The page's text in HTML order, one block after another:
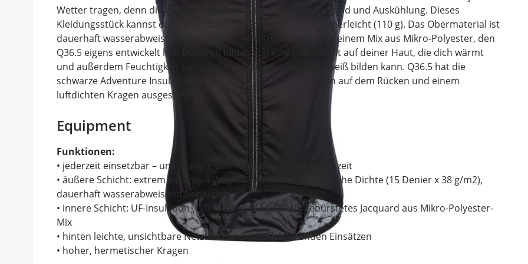
Wetter tragen, denn die Weste schützt dich auf dem Bike vor Wind und Auskühlung. Dieses
Kleidungsstück kannst du immer dabeihaben, die Weste ist superleicht (110 g). Das Obermaterial ist
dauerhaft wasserabweisend behandelt, das Futter besteht aus einem Mix aus Mikro-Polyester, den
Q36.5 eigens entwickelt hat. Dadurch bildet sich eine Luftschicht auf deiner Haut, die dich wärmt
und außerdem Feuchtigkeit nach außen leitet, bevor sich Schweiß bilden kann. Q36.5 hat die
schwarze Adventure Insulation Weste mit leichten Netztaschen auf dem Rücken und einem
luftdichten Kragen ausgestattet.
Equipment
Funktionen:
• jederzeit einsetzbar – unabhängig von Temperatur und Jahreszeit
• äußere Schicht: extrem leichtes 4-Wege-Stretchmaterial mit hohe Dichte (15 Denier x 38 g/m2),
dauerhaft wasserabweisend behandelt
• innere Schicht: UF-Insulation (Q36.5-eigenes Material), gebürstetes Jacquard aus Mikro-Polyester-
Mix
• hinten leichte, unsichtbare Netztaschen mit reflektierenden Einsätzen
• hoher, hermetischer Kragen